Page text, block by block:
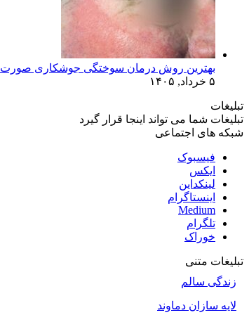
بهترین روش درمان سوختگی جوشکاری صورت
۵ خرداد, ۱۴۰۵
تبلیغات
تبلیغات شما می تواند اینجا قرار گیرد
شبکه های اجتماعی
فیسبوک
ایکس
لینکداین
اینستاگرام
Medium
تلگرام
خوراک
تبلیغات متنی
زندگی سالم
لایه سازان دماوند